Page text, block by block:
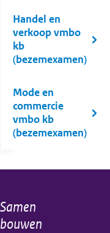
Handel en
verkoop vmbo
kb
(bezemexamen)
Mode en
commercie
vmbo kb
(bezemexamen)
Algemene
Samen
bouwen